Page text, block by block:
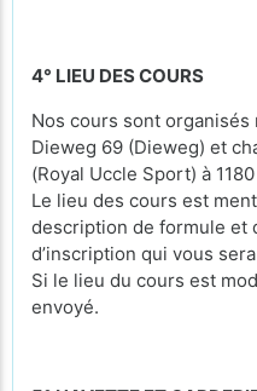
4° LIEU DES COURS
Nos cours sont organisés
Dieweg 69 (Dieweg) et
(Royal Uccle Sport) à
Le lieu des cours est
description de formule et
d’inscription qui vous
Si le lieu du cours est
envoyé.